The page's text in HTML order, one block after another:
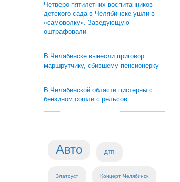
Четверо пятилетних воспитанников
детского сада в Челябинске ушли в
«самоволку». Заведующую
оштрафовали
В Челябинске вынесли приговор
маршрутчику, сбившему пенсионерку
В Челябинской области цистерны с
бензином сошли с рельсов
Авто ДТП
Златоуст Концерт Челябинск